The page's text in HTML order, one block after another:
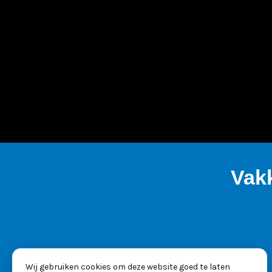
Wij gebruiken cookies om deze website goed te laten